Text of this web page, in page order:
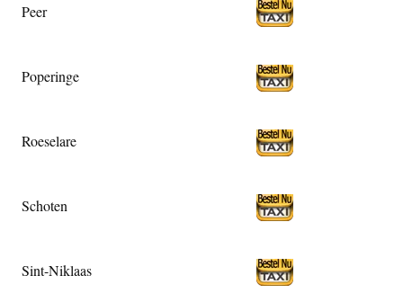
Peer
Poperinge
Roeselare
Schoten
Sint-Niklaas